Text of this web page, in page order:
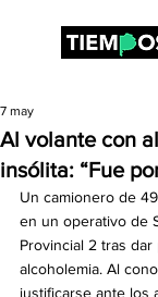
Al volante con
insólita: “Fue
7 may
Un camionero de
en un operativo de
Provincial 2 tras
alcoholemia. Al
justificarse ante los